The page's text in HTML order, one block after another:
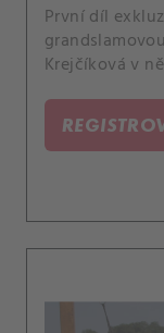
První díl
Krejčíková v
Novotnou a